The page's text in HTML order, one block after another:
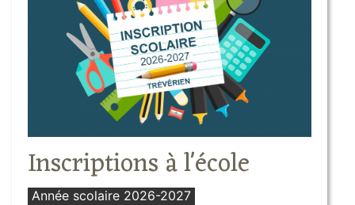
Inscriptions à l'école
Année scolaire 2026-2027